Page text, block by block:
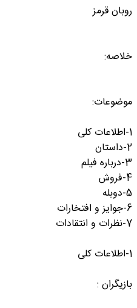
روبان قرمز
خلاصه:
موضوعات:
1-اطلاعات کلی
2-داستان
3-درباره فیلم
4-فروش
5-دوبله
6-جوایز و افتخارات
7-نظرات و انتقادات
1-اطلاعات کلی
بازیگران :